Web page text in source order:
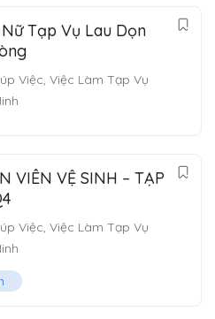
Tạp Vụ Lau Dọn
Việc, Việc Làm Tạp Vụ
VIÊN VỆ SINH – TẠP
Việc, Việc Làm Tạp Vụ